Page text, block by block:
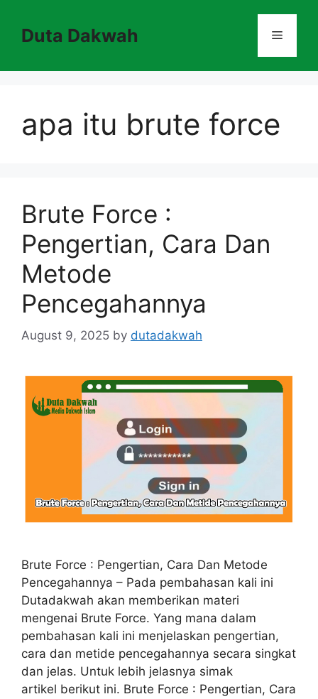
contentDuta Dakwah Menu
apa itu brute force
Brute Force :
Pengertian, Cara Dan
Metode
Pencegahannya
August 9, 2025 by dutadakwah
Brute Force : Pengertian, Cara Dan Metode
Pencegahannya – Pada pembahasan kali ini
Dutadakwah akan memberikan materi
mengenai Brute Force. Yang mana dalam
pembahasan kali ini menjelaskan pengertian,
cara dan metide pencegahannya secara singkat
dan jelas. Untuk lebih jelasnya simak
artikel berikut ini. Brute Force : Pengertian, Cara